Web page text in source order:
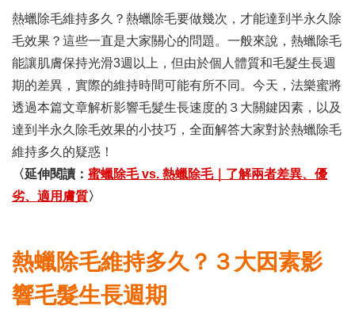
熱蠟除毛維持多久？熱蠟除毛要做幾次，才能達到半永久除
毛效果？這些一直是大家關心的問題。一般來說，熱蠟除毛
能讓肌膚保持光滑3週以上，但由於個人體質和毛髮生長週
期的差異，實際的維持時間可能有所不同。今天，法樂蜜將
透過本篇文章解析影響毛髮生長速度的３大關鍵因素，以及
達到半永久除毛效果的小技巧，全面解答大家對於熱蠟除毛
維持多久的疑惑！
〈延伸閱讀： 蜜蠟除毛 vs. 熱蠟除毛｜了解兩者差異、優
劣、適用膚質〉
熱蠟除毛維持多久？３大因素影
響毛髮生長週期